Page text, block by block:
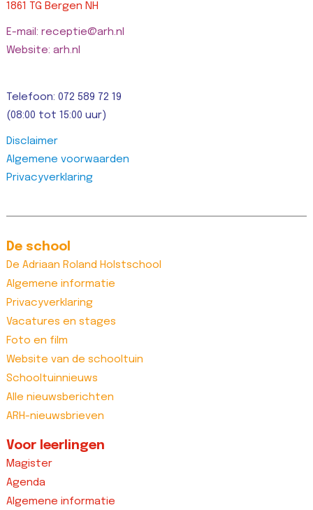
1861 TG Bergen NH
E-mail: receptie@arh.nl
Website: arh.nl
Telefoon: 072 589 72 19
(08:00 tot 15:00 uur)
Disclaimer
Algemene voorwaarden
Privacyverklaring
De school
De Adriaan Roland Holstschool
Algemene informatie
Privacyverklaring
Vacatures en stages
Foto en film
Website van de schooltuin
Schooltuinnieuws
Alle nieuwsberichten
ARH-nieuwsbrieven
Voor leerlingen
Magister
Agenda
Algemene informatie